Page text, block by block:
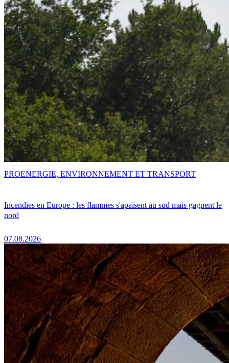
Incendies en Europe : les flammes s'apaisent au sud mais gagnent le
nord
07.08.2026
PROENERGIE, ENVIRONNEMENT ET TRANSPORT